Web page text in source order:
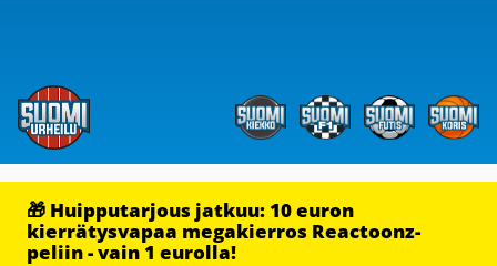
🎁 Huipputarjous jatkuu: 10 euron
kierrätysvapaa megakierros Reactoonz-
peliin - vain 1 eurolla!